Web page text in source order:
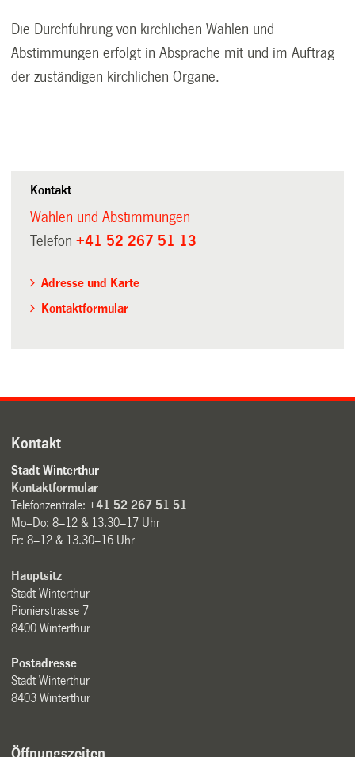
Die Durchführung von kirchlichen Wahlen und
Abstimmungen erfolgt in Absprache mit und im Auftrag
der zuständigen kirchlichen Organe.
Kontakt
Wahlen und Abstimmungen
Telefon+41 52 267 51 13
Adresse und Karte
Kontaktformular
Kontakt
Stadt Winterthur
Kontaktformular
Telefonzentrale:+41 52 267 51 51
Mo–Do: 8–12 & 13.30–17 Uhr
Fr: 8–12 & 13.30–16 Uhr
Hauptsitz
Stadt Winterthur
Pionierstrasse 7
8400 Winterthur
Postadresse
Stadt Winterthur
8403 Winterthur
Öffnungszeiten